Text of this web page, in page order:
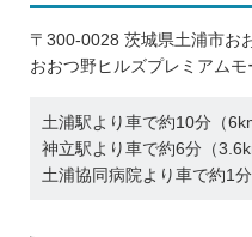
〒300-0028 茨城県土浦市お
おおつ野ヒルズプレミアムモ
土浦駅より車で約10分（
神立駅より車で約6分（
土浦協同病院より車で約1分